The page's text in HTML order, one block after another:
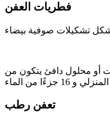
فطريات العفن
أو محلول دافئ يتكون من
تعفن رطب